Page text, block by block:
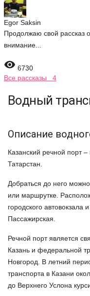
Egor Saksin
Продолжаю свой рассказ
внимание...
 6730
Все рассказы 4
Водный
Описание
Казанский речной порт
Татарстан.
Добраться до него
или маршрутке.
городского автовокзала
Пассажирская.
Речной порт является
Казань и федеральной
Новгород. В летний
транспорта в Казани
до Верхнего Услона